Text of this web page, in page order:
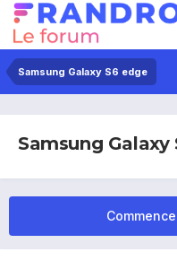
Samsung Galaxy S6 edge
Samsung Galaxy